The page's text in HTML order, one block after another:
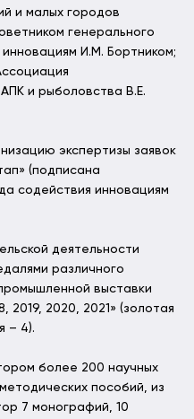
и малых городов
генерального
И.М. Бортником;
и рыболовства В.Е.
экспертизы заявок
(подписана
содействия инновациям
деятельности
различного
выставки
2019, 2020, 2021» (золотая
– 4).
более 200 научных
пособий, из
7 монографий, 10